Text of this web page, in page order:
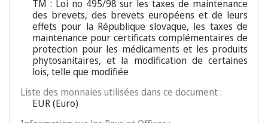
TM : Loi no 495/98 sur les taxes de maintenance
des brevets, des brevets européens et de leurs
effets pour la République slovaque, les taxes de
maintenance pour certificats complémentaires de
protection pour les médicaments et les produits
phytosanitaires, et la modification de certaines
lois, telle que modifiée
Liste des monnaies utilisées dans ce document :
EUR (Euro)